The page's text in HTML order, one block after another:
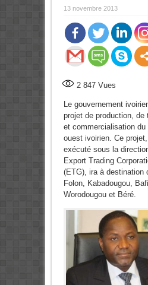
13 novembre 2013
2 847Vues
Le gouvernement
projet de production, de
et commercialisation du
ouest ivoirien. Ce
exécuté sous la
Export Trading
(ETG), ira à destination
Folon, Kabadougou,
Worodougou et Béré.